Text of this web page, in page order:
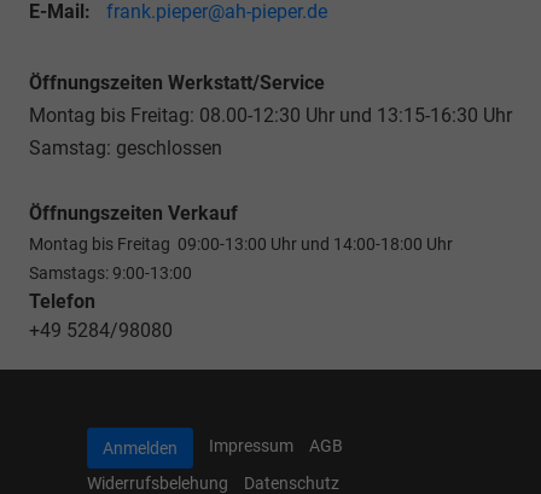
E-Mail:
frank.pieper@ah-pieper.de
Öffnungszeiten Werkstatt/Service
Montag bis Freitag: 08.00-12:30 Uhr und 13:15-16:30 Uhr
Samstag: geschlossen
Öffnungszeiten Verkauf
Montag bis Freitag 09:00-13:00 Uhr und 14:00-18:00 Uhr
Samstags: 9:00-13:00
Telefon
+49 5284/98080
Anmelden Impressum
AGB
Widerrufsbelehung
Datenschutz